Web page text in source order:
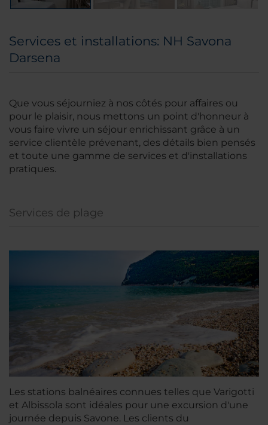
Services et installations: NH Savona
Darsena
Que vous séjourniez à nos côtés pour affaires ou
pour le plaisir, nous mettons un point d'honneur à
vous faire vivre un séjour enrichissant grâce à un
service clientèle prévenant, des détails bien pensés
et toute une gamme de services et d'installations
pratiques.
Services de plage
Les stations balnéaires connues telles que Varigotti
et Albissola sont idéales pour une excursion d'une
journée depuis Savone. Les clients du